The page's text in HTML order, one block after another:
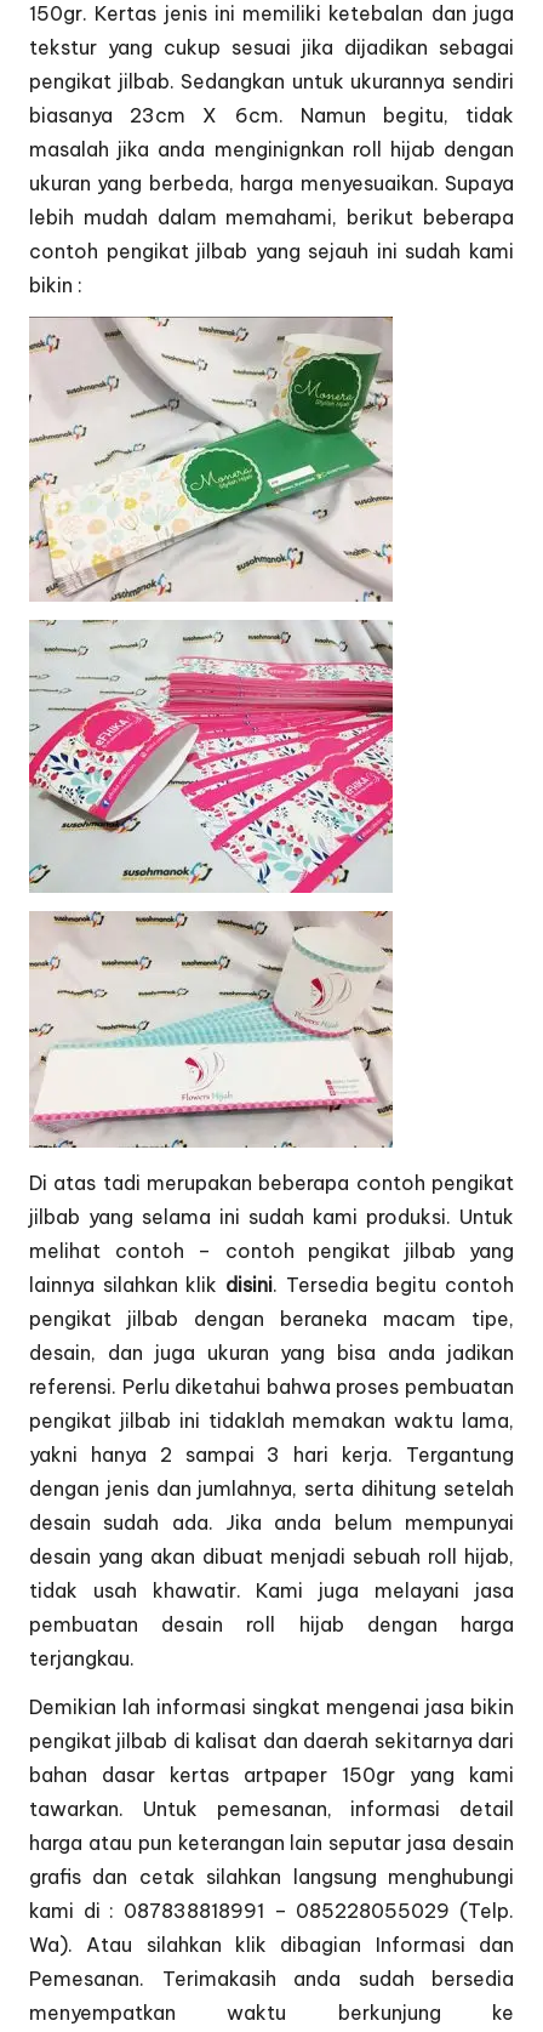
150gr. Kertas jenis ini memiliki ketebalan dan juga
tekstur yang cukup sesuai jika dijadikan sebagai
pengikat jilbab. Sedangkan untuk ukurannya sendiri
biasanya 23cm X 6cm. Namun begitu, tidak
masalah jika anda menginignkan roll hijab dengan
ukuran yang berbeda, harga menyesuaikan. Supaya
lebih mudah dalam memahami, berikut beberapa
contoh pengikat jilbab yang sejauh ini sudah kami
bikin :
Di atas tadi merupakan beberapa contoh pengikat
jilbab yang selama ini sudah kami produksi. Untuk
melihat contoh – contoh pengikat jilbab yang
lainnya silahkan klik disini. Tersedia begitu contoh
pengikat jilbab dengan beraneka macam tipe,
desain, dan juga ukuran yang bisa anda jadikan
referensi. Perlu diketahui bahwa proses pembuatan
pengikat jilbab ini tidaklah memakan waktu lama,
yakni hanya 2 sampai 3 hari kerja. Tergantung
dengan jenis dan jumlahnya, serta dihitung setelah
desain sudah ada. Jika anda belum mempunyai
desain yang akan dibuat menjadi sebuah roll hijab,
tidak usah khawatir. Kami juga melayani jasa
pembuatan desain roll hijab dengan harga
terjangkau.
Demikian lah informasi singkat mengenai jasa bikin
pengikat jilbab di kalisat dan daerah sekitarnya dari
bahan dasar kertas artpaper 150gr yang kami
tawarkan. Untuk pemesanan, informasi detail
harga atau pun keterangan lain seputar jasa desain
grafis dan cetak silahkan langsung menghubungi
kami di : 087838818991 – 085228055029 (Telp.
Wa). Atau silahkan klik dibagian Informasi dan
Pemesanan. Terimakasih anda sudah bersedia
menyempatkan waktu berkunjung ke